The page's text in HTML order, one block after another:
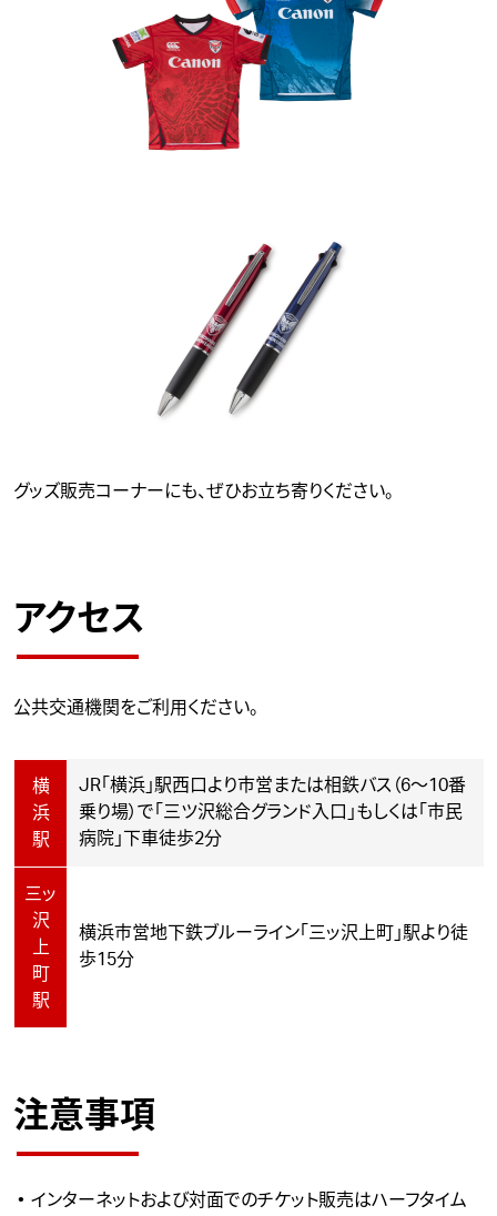
グッズ販売コーナーにも、ぜひお立ち寄りください。
アクセス
公共交通機関をご利用ください。
横
浜
駅
JR「横浜」駅西口より市営または相鉄バス（6～10番
乗り場）で「三ツ沢総合グランド入口」もしくは「市民
病院」下車徒歩2分
三ッ
沢
上
町
駅
横浜市営地下鉄ブルーライン「三ッ沢上町」駅より徒
歩15分
注意事項
インターネットおよび対面でのチケット販売はハーフタイム